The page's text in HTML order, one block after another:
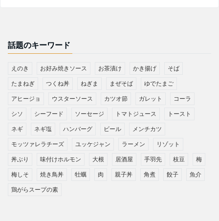
話題のキーワード
えのき お好み焼きソース お茶漬け かき揚げ そば
たまねぎ つくね丼 ねぎま まぜそば ゆでたまご
アヒージョ ウスターソース カツオ節 ガレット コーラ
シソ シーフード ソーセージ トマトジュース トースト
ネギ ネギ塩 ハンバーグ ビール メンチカツ
モッツァレラチーズ ユッケジャン ラーメン リゾット
丼ぶり 味付けホルモン 大根 居酒屋 手羽先 枝豆 梅
梅しそ 焼き鳥丼 牡蠣 肉 親子丼 角煮 餃子 魚介
鶏がらスープの素